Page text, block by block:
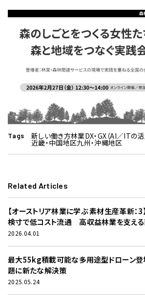
Tags 新しい働き方林業DX・GX（AI／ITの活
近畿・中国地区九州・沖縄地区
Related Articles
【オーストリア林業に学ぶ 素材生産革新：
検寸で低コスト流通 高収益林業を支える
2026.04.01
最大55kg積載可能な多用途型ドローン
題に新たな解決策
2025.05.24